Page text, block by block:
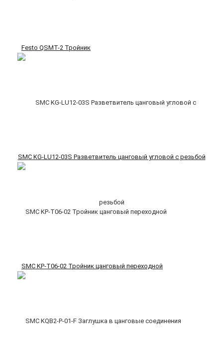
Festo QSMT-2 Тройник
SMC KG-LU12-03S Разветвитель цанговый угловой с резьбой
SMC KP-T06-02 Тройник цанговый переходной